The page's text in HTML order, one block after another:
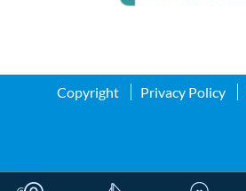
Copyright Privacy Policy